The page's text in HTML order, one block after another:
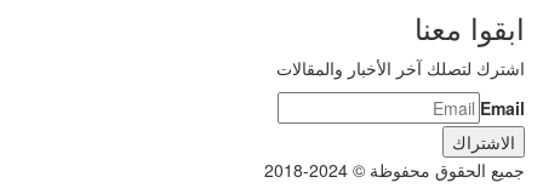
ابقوا معنا
اشترك لتصلك آخر الأخبار والمقالات
Email
جميع الحقوق محفوظة © 2024-2018